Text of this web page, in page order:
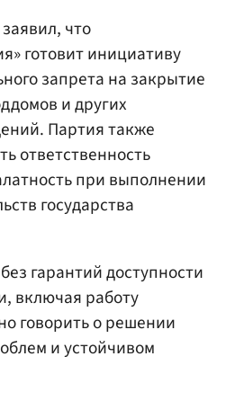
что
готовит инициативу
запрета на закрытие
и других
Партия также
ответственность
при выполнении
государства
гарантий доступности
включая работу
говорить о решении
и устойчивом